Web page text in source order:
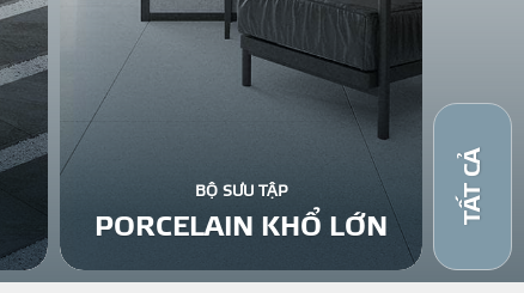
BỘ SƯU TẬP
PORCELAIN KHỔ LỚN
TẤT CẢ